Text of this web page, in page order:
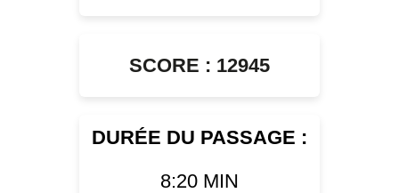
SCORE : 12945
DURÉE DU PASSAGE :
8:20 MIN